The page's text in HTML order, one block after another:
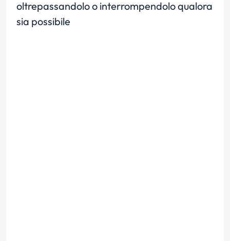
oltrepassandolo o interrompendolo qualora
sia possibile